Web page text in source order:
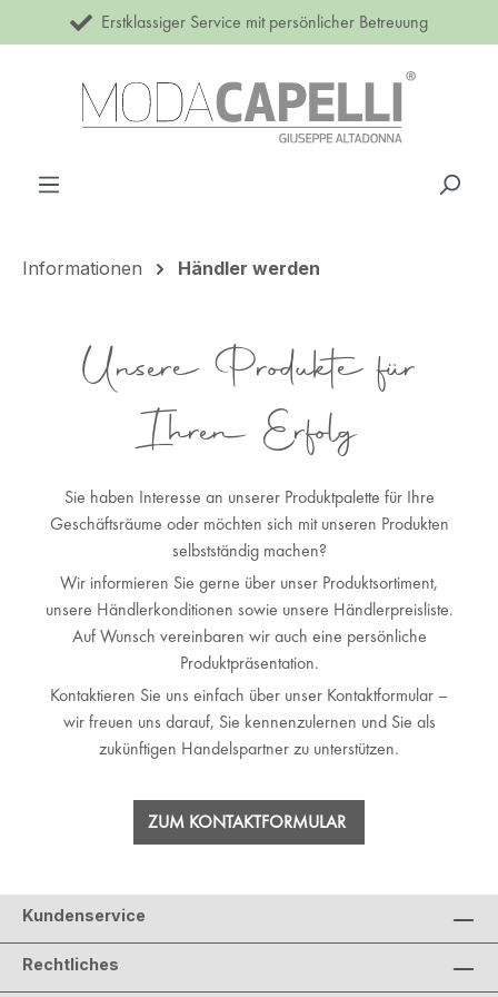
Zum Hauptinhalt springen
Erstklassiger Service mit persönlicher Betreuung
Informationen Händler werden
Unsere Produkte für
Ihren Erfolg
Sie haben Interesse an unserer Produktpalette für Ihre
Geschäftsräume oder möchten sich mit unseren Produkten
selbstständig machen?
Wir informieren Sie gerne über unser Produktsortiment,
unsere Händlerkonditionen sowie unsere Händlerpreisliste.
Auf Wunsch vereinbaren wir auch eine persönliche
Produktpräsentation.
Kontaktieren Sie uns einfach über unser Kontaktformular –
wir freuen uns darauf, Sie kennenzulernen und Sie als
zukünftigen Handelspartner zu unterstützen.
ZUM KONTAKTFORMULAR
Kundenservice
Rechtliches